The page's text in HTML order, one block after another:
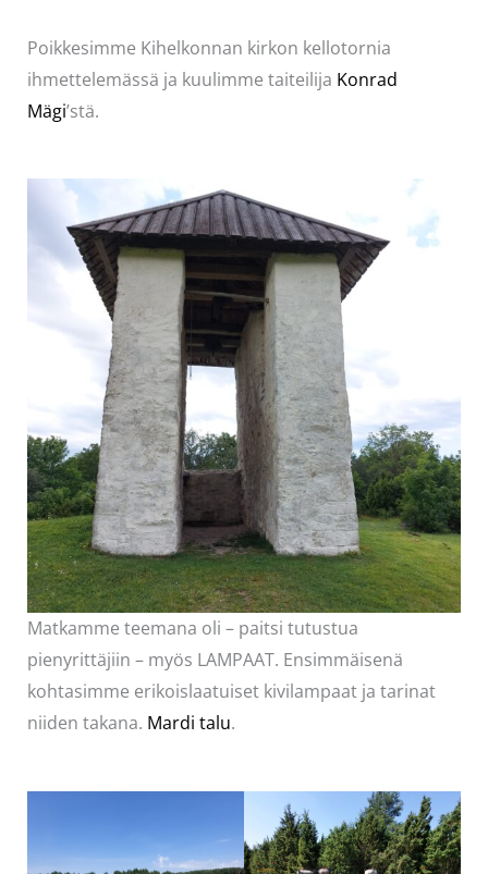
Poikkesimme Kihelkonnan kirkon kellotornia
ihmettelemässä ja kuulimme taiteilija Konrad
Mägi’stä.
Matkamme teemana oli – paitsi tutustua
pienyrittäjiin – myös LAMPAAT. Ensimmäisenä
kohtasimme erikoislaatuiset kivilampaat ja tarinat
niiden takana. Mardi talu.